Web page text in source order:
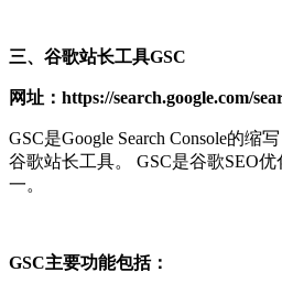
三、谷歌站长工具GSC
网址：https://search.google.com/
GSC是Google Search Console的缩
谷歌站长工具。 GSC是谷歌SEO
一。
GSC主要功能包括：